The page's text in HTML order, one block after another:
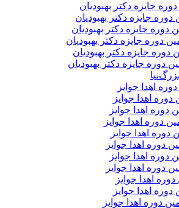
جایزه دکتر بهبودیان
جایزه دکتر بهبودیان
جایزه دکتر بهبودیان
دوره جایزه دکتر بهبودیان
دوره جایزه دکتر بهبودیان
دوره جایزه دکتر بهبودیان
اهدا جوایز
اهدا جوایز
اهدا جوایز
دوره اهدا جوایز
دوره اهدا جوایز
دوره اهدا جوایز
دوره اهدا جوایز
دوره اهدا جوایز
اهدا جوایز
اهدا جوایز
دوره اهدا جوایز